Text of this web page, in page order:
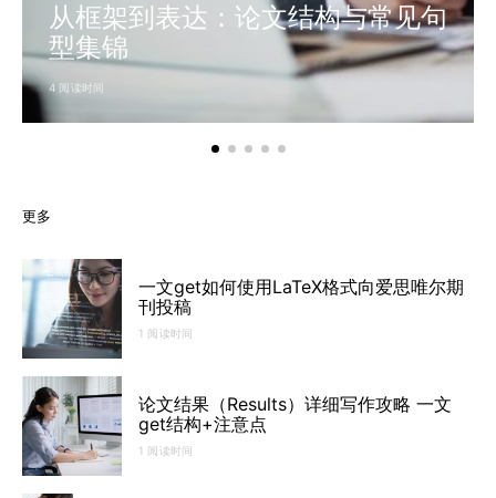
从框架到表达：论文结构与常见句
型集锦
4 阅读时间
更多
一文get如何使用LaTeX格式向爱思唯尔期
刊投稿
1 阅读时间
论文结果（Results）详细写作攻略 一文
get结构+注意点
1 阅读时间